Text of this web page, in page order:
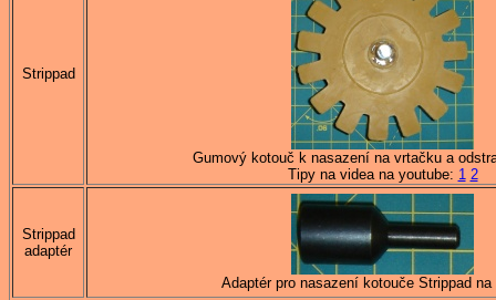
Strippad
Gumový kotouč k nasazení na vrtačku a
Tipy na videa na youtube: 1 2
Strippad
adaptér
Adaptér pro nasazení kotouče Strippad